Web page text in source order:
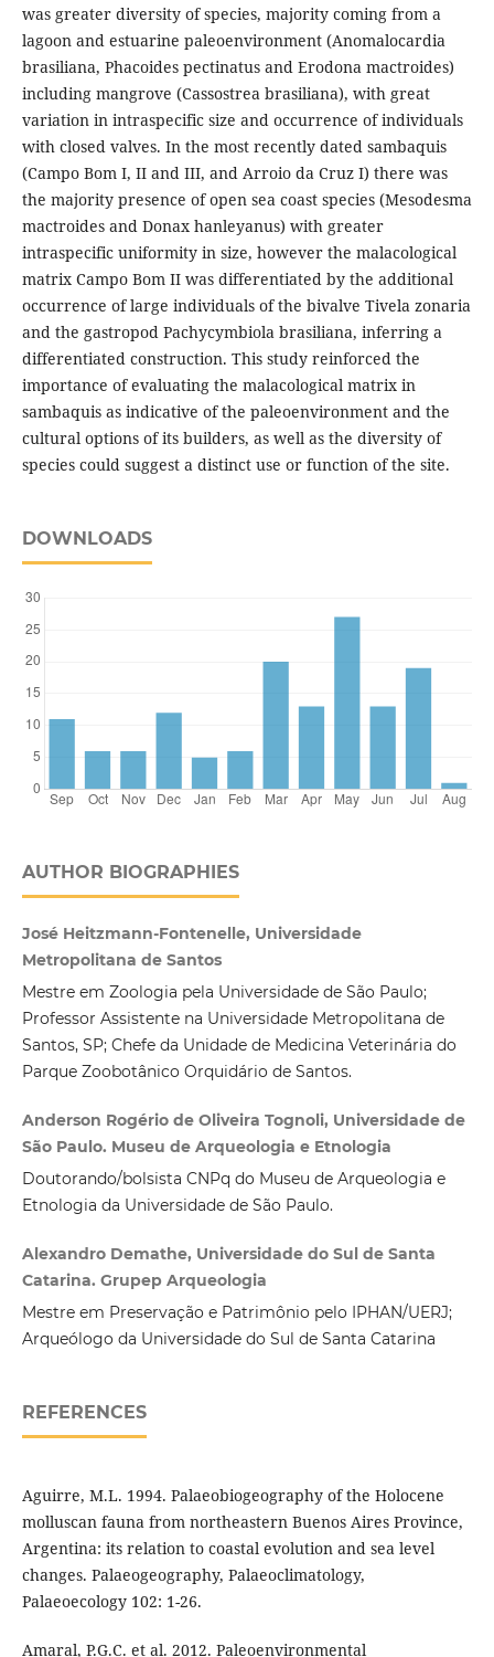
was greater diversity of species, majority coming from a
lagoon and estuarine paleoenvironment (Anomalocardia
brasiliana, Phacoides pectinatus and Erodona mactroides)
including mangrove (Cassostrea brasiliana), with great
variation in intraspecific size and occurrence of individuals
with closed valves. In the most recently dated sambaquis
(Campo Bom I, II and III, and Arroio da Cruz I) there was
the majority presence of open sea coast species (Mesodesma
mactroides and Donax hanleyanus) with greater
intraspecific uniformity in size, however the malacological
matrix Campo Bom II was differentiated by the additional
occurrence of large individuals of the bivalve Tivela zonaria
and the gastropod Pachycymbiola brasiliana, inferring a
differentiated construction. This study reinforced the
importance of evaluating the malacological matrix in
sambaquis as indicative of the paleoenvironment and the
cultural options of its builders, as well as the diversity of
species could suggest a distinct use or function of the site.
DOWNLOADS
AUTHOR BIOGRAPHIES
José Heitzmann-Fontenelle, Universidade
Metropolitana de Santos
Mestre em Zoologia pela Universidade de São Paulo;
Professor Assistente na Universidade Metropolitana de
Santos, SP; Chefe da Unidade de Medicina Veterinária do
Parque Zoobotânico Orquidário de Santos.
Anderson Rogério de Oliveira Tognoli, Universidade de
São Paulo. Museu de Arqueologia e Etnologia
Doutorando/bolsista CNPq do Museu de Arqueologia e
Etnologia da Universidade de São Paulo.
Alexandro Demathe, Universidade do Sul de Santa
Catarina. Grupep Arqueologia
Mestre em Preservação e Patrimônio pelo IPHAN/UERJ;
Arqueólogo da Universidade do Sul de Santa Catarina
REFERENCES
Aguirre, M.L. 1994. Palaeobiogeography of the Holocene
molluscan fauna from northeastern Buenos Aires Province,
Argentina: its relation to coastal evolution and sea level
changes. Palaeogeography, Palaeoclimatology,
Palaeoecology 102: 1-26.
Amaral, P.G.C. et al. 2012. Paleoenvironmental